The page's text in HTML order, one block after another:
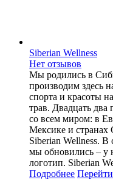
Siberian Wellness
Нет отзывов
Мы родились в
производим здесь
спорта и красоты
трав. Двадцать
со всем миром: в
Мексике и
Siberian Wellness.
мы обновились – у
логотип. Siberian
Подробнее Перейти